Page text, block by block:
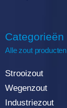
Categorieën
Alle zout producten
Strooizout
Wegenzout
Industriezout